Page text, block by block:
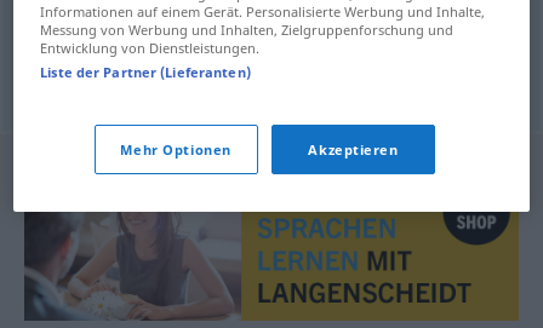
verrosten,rosten,einrosten
Informationen auf einem Gerät. Personalisierte Werbung und Inhalte,
Messung von Werbung und Inhalten, Zielgruppenforschung und
Entwicklung von Dienstleistungen.
Liste der Partner (Lieferanten)
Mehr Optionen Akzeptieren